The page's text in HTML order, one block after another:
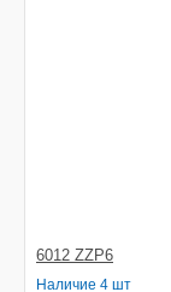
6012 ZZP6
Наличие 4 шт